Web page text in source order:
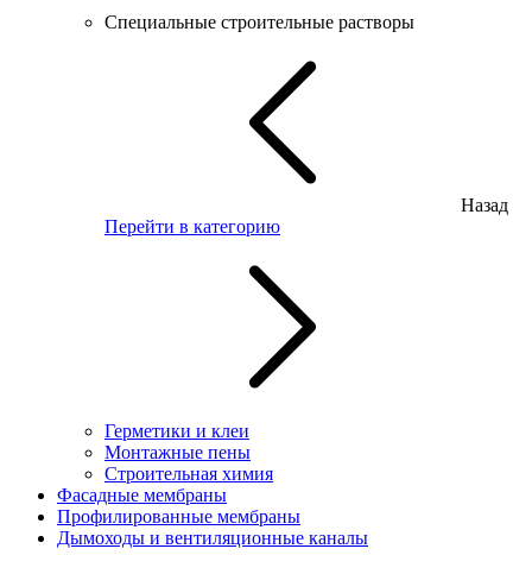
Специальные строительные растворы
Назад
Перейти в категорию
Герметики и клеи
Монтажные пены
Строительная химия
Фасадные мембраны
Профилированные мембраны
Дымоходы и вентиляционные каналы